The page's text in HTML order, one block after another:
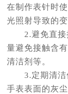
在制作表针时
光照射导致的变
2.避免直接
量避免接触含
清洁剂等。
3.定期清洁
手表表面的灰